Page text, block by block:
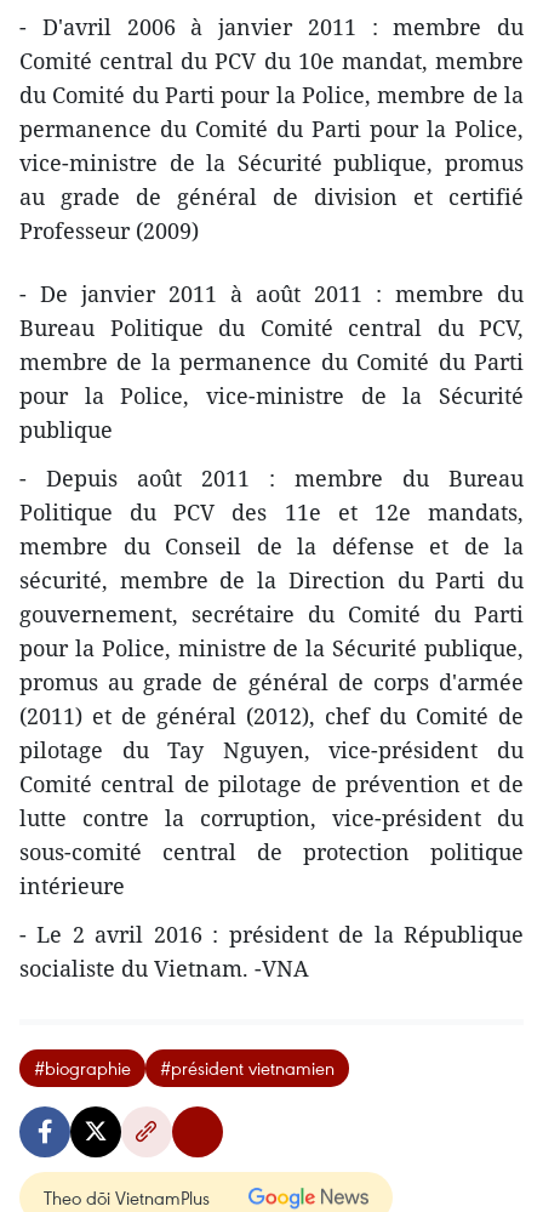
- D'avril 2006 à janvier 2011 : membre du
Comité central du PCV du 10e mandat, membre
du Comité du Parti pour la Police, membre de la
permanence du Comité du Parti pour la Police,
vice-ministre de la Sécurité publique, promus
au grade de général de division et certifié
Professeur (2009)
- De janvier 2011 à août 2011 : membre du
Bureau Politique du Comité central du PCV,
membre de la permanence du Comité du Parti
pour la Police, vice-ministre de la Sécurité
publique
- Depuis août 2011 : membre du Bureau
Politique du PCV des 11e et 12e mandats,
membre du Conseil de la défense et de la
sécurité, membre de la Direction du Parti du
gouvernement, secrétaire du Comité du Parti
pour la Police, ministre de la Sécurité publique,
promus au grade de général de corps d'armée
(2011) et de général (2012), chef du Comité de
pilotage du Tay Nguyen, vice-président du
Comité central de pilotage de prévention et de
lutte contre la corruption, vice-président du
sous-comité central de protection politique
intérieure
- Le 2 avril 2016 : président de la République
socialiste du Vietnam. -VNA
#biographie #président vietnamien
Theo dõi VietnamPlus